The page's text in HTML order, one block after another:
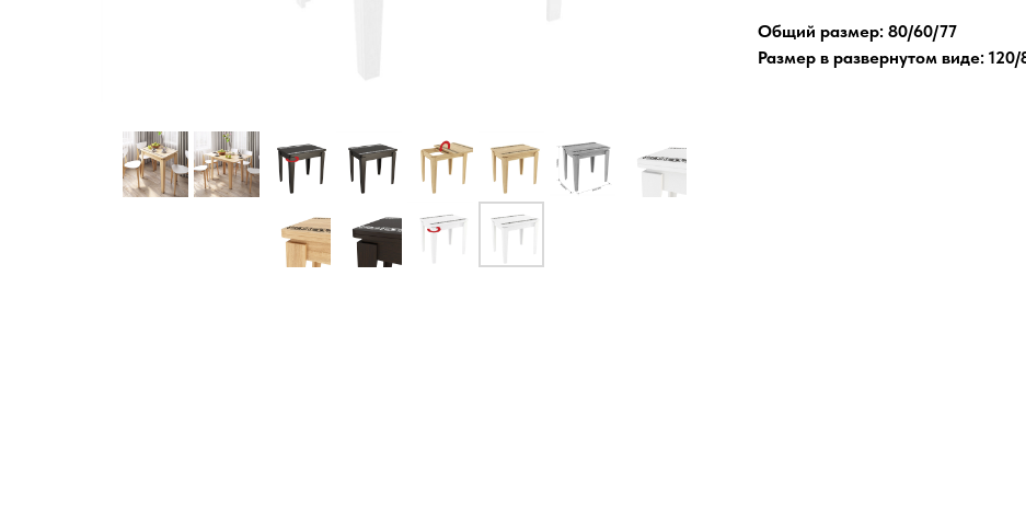
Общий размер: 80/60/77
Размер в развернутом виде: